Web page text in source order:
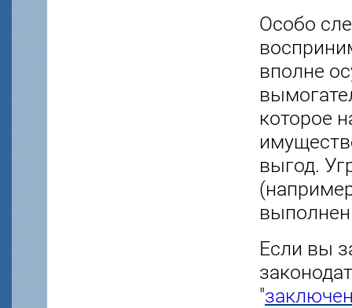
Особо
вполне
которое
выгод.
Если вы
"